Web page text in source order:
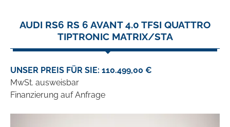
AUDI RS6 RS 6 AVANT 4.0 TFSI QUATTRO
TIPTRONIC MATRIX/STA
UNSER PREIS FÜR SIE: 110.499,00 €
MwSt. ausweisbar
Finanzierung auf Anfrage